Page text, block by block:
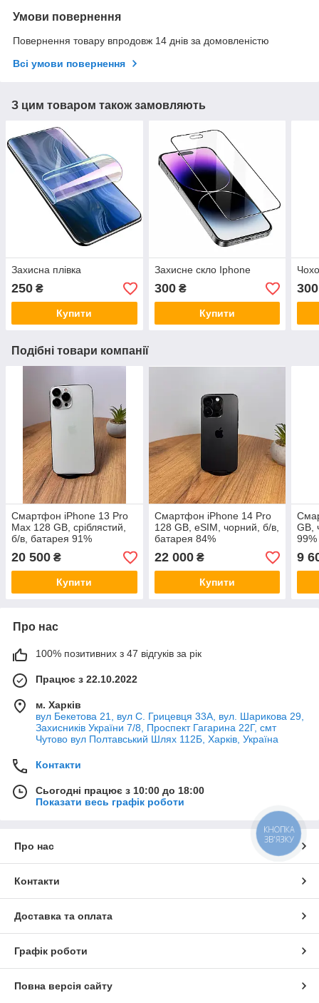
Умови повернення
Повернення товару впродовж 14 днів за домовленістю
Всі умови повернення
З цим товаром також замовляють
Захисна плівка
250 ₴
Купити
Захисне скло Iphone
300₴
Купити
300
Подібні товари компанії
Смартфон iPhone 13 Pro
Max 128 GB, сріблястий,
б/в, батарея 91%
20 500 ₴
Купити
Смартфон iPhone 14 Pro
128 GB, eSIM, чорний, б/в,
батарея 84%
22 000₴
Купити
GB,
99%
9
Про нас
100% позитивних з 47 відгуків за рік
Працює з 22.10.2022
м. Харків
вул Бекетова 21, вул С. Грицевця 33А, вул. Шарикова 29,
Захисників України 7/8, Проспект Гагарина 22Г, смт
Чутово вул Полтавський Шлях 112Б, Харків, Україна
Контакти
Сьогодні працює з 10:00 до 18:00
Показати весь графік роботи
Про нас
Контакти
Доставка та оплата
Графік роботи
Повна версія сайту
КНОПКА
ЗВ'ЯЗКУ